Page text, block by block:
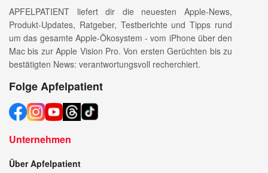
APFELPATIENT liefert dir die neuesten Apple-News,
Produkt-Updates, Ratgeber, Testberichte und Tipps rund
um das gesamte Apple-Ökosystem - vom iPhone über den
Mac bis zur Apple Vision Pro. Von ersten Gerüchten bis zu
bestätigten News: verantwortungsvoll recherchiert.
Folge Apfelpatient
Unternehmen
Über Apfelpatient